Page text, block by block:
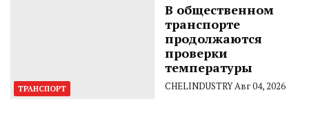
ТРАНСПОРТ
В общественном
транспорте
продолжаются
проверки
температуры
CHELINDUSTRYАвг 04, 2026